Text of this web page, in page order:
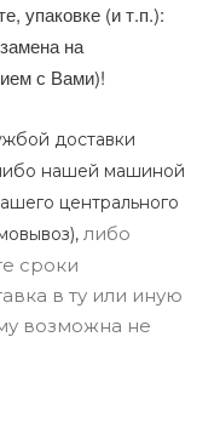
упаковке (и т.п.):
на
с Вами)!
доставки
нашей машиной
центрального
либо
сроки
в ту или иную
возможна не